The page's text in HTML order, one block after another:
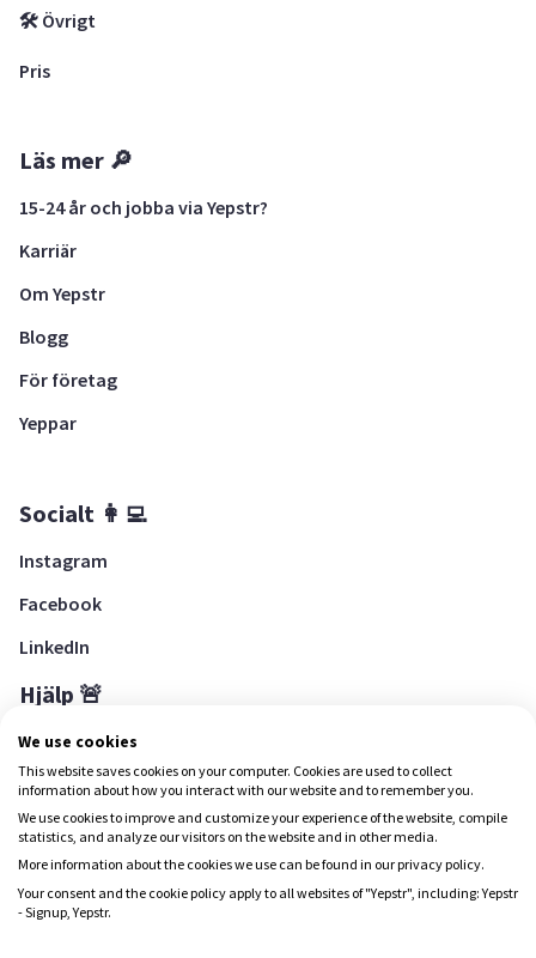
🛠 Övrigt
Pris
Läs mer 🔎
15-24 år och jobba via Yepstr?
Karriär
Om Yepstr
Blogg
För företag
Yeppar
Socialt 👩‍💻
Instagram
Facebook
LinkedIn
Hjälp 🚨
Hjälpcenter
Ladda ned Yepstr
Ladda ned Yepstr
We use cookies
This website saves cookies on your computer. Cookies are used to collect
information about how you interact with our website and to remember you.
We use cookies to improve and customize your experience of the website, compile
statistics, and analyze our visitors on the website and in other media.
More information about the cookies we use can be found in our privacy policy.
Your consent and the cookie policy apply to all websites of "Yepstr", including: Yepstr
- Signup, Yepstr.